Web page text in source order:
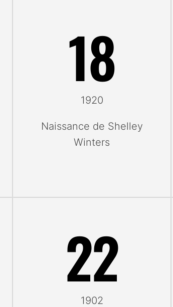
18
1920
Naissance de Shelley
Winters
22
1902